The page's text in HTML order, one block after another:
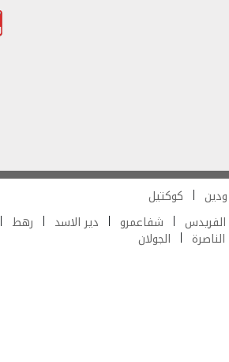
كوكتيل
الفريدس شفاعمرو دير الاسد رهط
الناصرة
الجولان